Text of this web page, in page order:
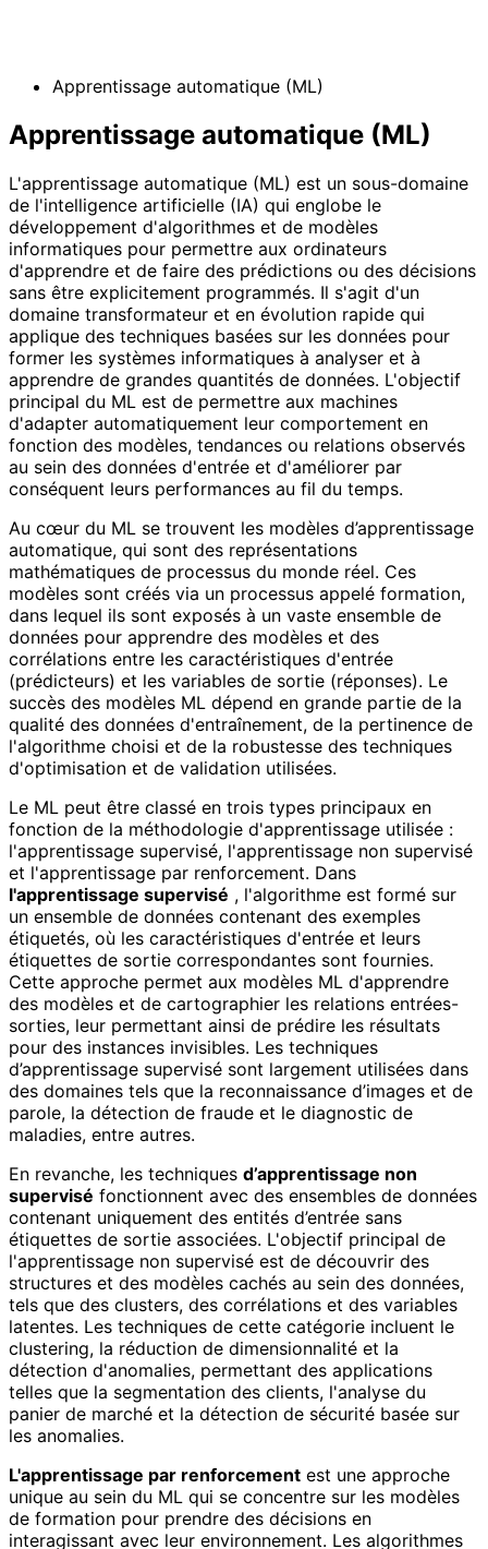
Apprentissage automatique (ML)
Apprentissage automatique (ML)
L'apprentissage automatique (ML) est un sous-domaine
de l'intelligence artificielle (IA) qui englobe le
développement d'algorithmes et de modèles
informatiques pour permettre aux ordinateurs
d'apprendre et de faire des prédictions ou des décisions
sans être explicitement programmés. Il s'agit d'un
domaine transformateur et en évolution rapide qui
applique des techniques basées sur les données pour
former les systèmes informatiques à analyser et à
apprendre de grandes quantités de données. L'objectif
principal du ML est de permettre aux machines
d'adapter automatiquement leur comportement en
fonction des modèles, tendances ou relations observés
au sein des données d'entrée et d'améliorer par
conséquent leurs performances au fil du temps.
Au cœur du ML se trouvent les modèles d’apprentissage
automatique, qui sont des représentations
mathématiques de processus du monde réel. Ces
modèles sont créés via un processus appelé formation,
dans lequel ils sont exposés à un vaste ensemble de
données pour apprendre des modèles et des
corrélations entre les caractéristiques d'entrée
(prédicteurs) et les variables de sortie (réponses). Le
succès des modèles ML dépend en grande partie de la
qualité des données d'entraînement, de la pertinence de
l'algorithme choisi et de la robustesse des techniques
d'optimisation et de validation utilisées.
Le ML peut être classé en trois types principaux en
fonction de la méthodologie d'apprentissage utilisée :
l'apprentissage supervisé, l'apprentissage non supervisé
et l'apprentissage par renforcement. Dans
l'apprentissage supervisé , l'algorithme est formé sur
un ensemble de données contenant des exemples
étiquetés, où les caractéristiques d'entrée et leurs
étiquettes de sortie correspondantes sont fournies.
Cette approche permet aux modèles ML d'apprendre
des modèles et de cartographier les relations entrées-
sorties, leur permettant ainsi de prédire les résultats
pour des instances invisibles. Les techniques
d’apprentissage supervisé sont largement utilisées dans
des domaines tels que la reconnaissance d’images et de
parole, la détection de fraude et le diagnostic de
maladies, entre autres.
En revanche, les techniques d’apprentissage non
supervisé fonctionnent avec des ensembles de données
contenant uniquement des entités d’entrée sans
étiquettes de sortie associées. L'objectif principal de
l'apprentissage non supervisé est de découvrir des
structures et des modèles cachés au sein des données,
tels que des clusters, des corrélations et des variables
latentes. Les techniques de cette catégorie incluent le
clustering, la réduction de dimensionnalité et la
détection d'anomalies, permettant des applications
telles que la segmentation des clients, l'analyse du
panier de marché et la détection de sécurité basée sur
les anomalies.
L'apprentissage par renforcement est une approche
unique au sein du ML qui se concentre sur les modèles
de formation pour prendre des décisions en
interagissant avec leur environnement. Les algorithmes